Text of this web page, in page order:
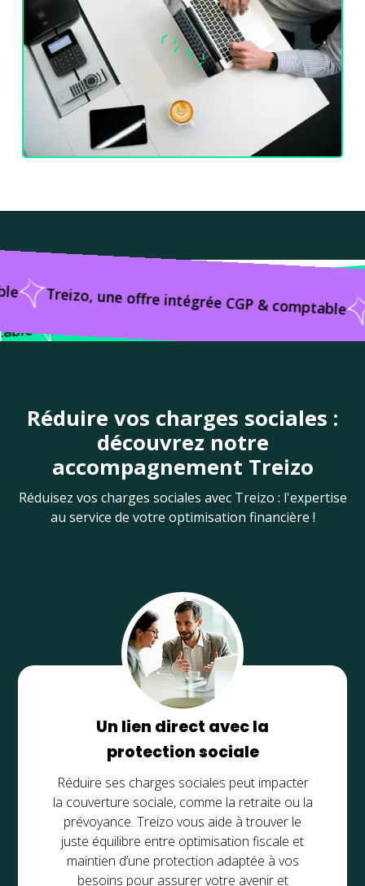
Treizo, une offre intégrée CGP & comptable
Treizo, une offre intégrée CGP &
Réduire vos charges sociales :
découvrez notre
accompagnement Treizo
Réduisez vos charges sociales avec Treizo : l'expertise
au service de votre optimisation financière !
Un lien direct avec la
protection sociale
Réduire ses charges sociales peut impacter
la couverture sociale, comme la retraite ou la
prévoyance. Treizo vous aide à trouver le
juste équilibre entre optimisation fiscale et
maintien d’une protection adaptée à vos
besoins pour assurer votre avenir et